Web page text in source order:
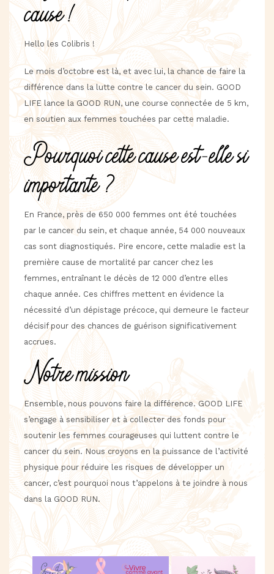
cause !
Hello les Colibris !
Le mois d’octobre est là, et avec lui, la chance de faire la
différence dans la lutte contre le cancer du sein. GOOD
LIFE lance la GOOD RUN, une course connectée de 5 km,
en soutien aux femmes touchées par cette maladie.
Pourquoi cette cause est-elle si
importante ?
En France, près de 650 000 femmes ont été touchées
par le cancer du sein, et chaque année, 54 000 nouveaux
cas sont diagnostiqués. Pire encore, cette maladie est la
première cause de mortalité par cancer chez les
femmes, entraînant le décès de 12 000 d’entre elles
chaque année. Ces chiffres mettent en évidence la
nécessité d’un dépistage précoce, qui demeure le facteur
décisif pour des chances de guérison significativement
accrues.
Notre mission
Ensemble, nous pouvons faire la différence. GOOD LIFE
s’engage à sensibiliser et à collecter des fonds pour
soutenir les femmes courageuses qui luttent contre le
cancer du sein. Nous croyons en la puissance de l’activité
physique pour réduire les risques de développer un
cancer, c’est pourquoi nous t’appelons à te joindre à nous
dans la GOOD RUN.